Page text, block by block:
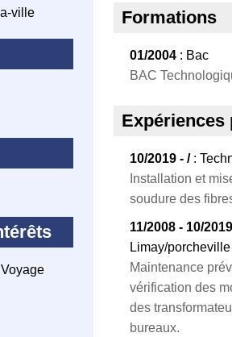
ville
Formations
01/2004 : Bac
BAC
Expériences
10/2019 - /:
Installation et
soudure des
11/2008 - 10/2019
Limay/porcheville
Maintenance
vérification des
des
bureaux.